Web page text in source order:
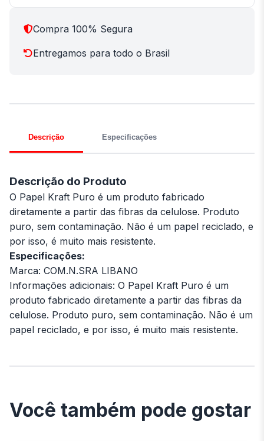
Compra 100% Segura
Entregamos para todo o Brasil
Descrição Especificações
Descrição do Produto
O Papel Kraft Puro é um produto fabricado
diretamente a partir das fibras da celulose. Produto
puro, sem contaminação. Não é um papel reciclado, e
por isso, é muito mais resistente.
Especificações:
Marca: COM.N.SRA LIBANO
Informações adicionais: O Papel Kraft Puro é um
produto fabricado diretamente a partir das fibras da
celulose. Produto puro, sem contaminação. Não é um
papel reciclado, e por isso, é muito mais resistente.
Você também pode gostar